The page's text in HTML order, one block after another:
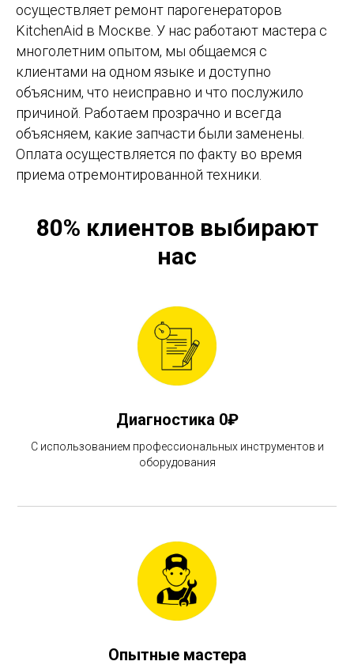
осуществляет ремонт парогенераторов
KitchenAid в Москве. У нас работают мастера с
многолетним опытом, мы общаемся с
клиентами на одном языке и доступно
объясним, что неисправно и что послужило
причиной. Работаем прозрачно и всегда
объясняем, какие запчасти были заменены.
Оплата осуществляется по факту во время
приема отремонтированной техники.
80% клиентов выбирают
нас
Диагностика 0₽
С использованием профессиональных инструментов и
оборудования
Опытные мастера